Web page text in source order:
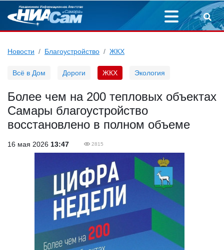
Новости Благоустройство ЖКХ
Всё в Дом Дороги ЖКХ Экология
Более чем на 200 тепловых объектах
Самары благоустройство
восстановлено в полном объеме
16 мая 2026 13:47 2815